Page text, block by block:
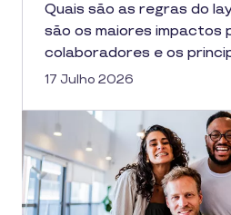
Quais são as regras do
são os maiores impactos
colaboradores e os
17 Julho 2026